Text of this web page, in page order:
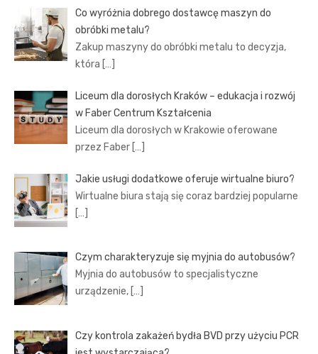
Co wyróżnia dobrego dostawcę maszyn do
obróbki metalu?
Zakup maszyny do obróbki metalu to decyzja,
która […]
Liceum dla dorosłych Kraków – edukacja i rozwój
w Faber Centrum Kształcenia
Liceum dla dorosłych w Krakowie oferowane
przez Faber […]
Jakie usługi dodatkowe oferuje wirtualne biuro?
Wirtualne biura stają się coraz bardziej popularne
[…]
Czym charakteryzuje się myjnia do autobusów?
Myjnia do autobusów to specjalistyczne
urządzenie, […]
Czy kontrola zakażeń bydła BVD przy użyciu PCR